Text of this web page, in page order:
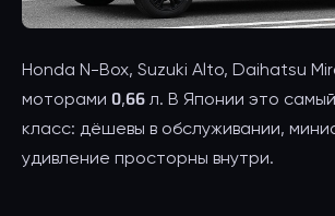
Honda N-Box, Suzuki Alto, Daihatsu
моторами 0,66 л. В Японии это
класс: дёшевы в обслуживании,
удивление просторны внутри.